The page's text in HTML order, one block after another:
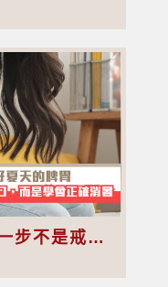
想養好夏天的脾胃，第一步不是戒口，而是學會正確消暑